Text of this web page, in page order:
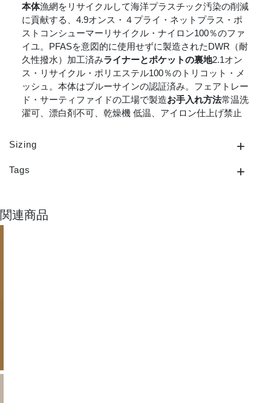
本体漁網をリサイクルして海洋プラスチック汚染の削減
に貢献する、4.9オンス・４プライ・ネットプラス・ポ
ストコンシューマーリサイクル・ナイロン100％のファ
イユ。PFASを意図的に使用せずに製造されたDWR（耐
久性撥水）加工済みライナーとポケットの裏地2.1オン
ス・リサイクル・ポリエステル100％のトリコット・メ
ッシュ。本体はブルーサインの認証済み。フェアトレー
ド・サーティファイドの工場で製造お手入れ方法常温洗
濯可、漂白剤不可、乾燥機 低温、アイロン仕上げ禁止
Sizing
Tags
関連商品